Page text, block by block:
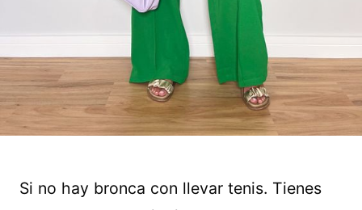
Si no hay bronca con llevar tenis. Tienes